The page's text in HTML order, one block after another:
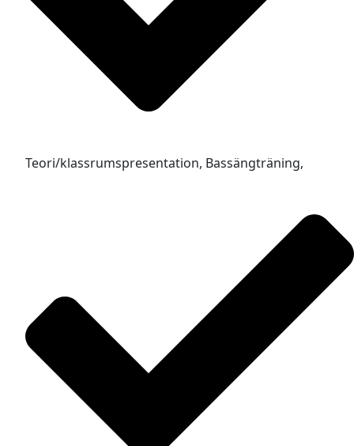
Teori/klassrumspresentation, Bassängträning,